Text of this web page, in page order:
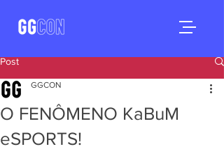
Post
O FENÔMENO KaBuM
eSPORTS!
GGCON